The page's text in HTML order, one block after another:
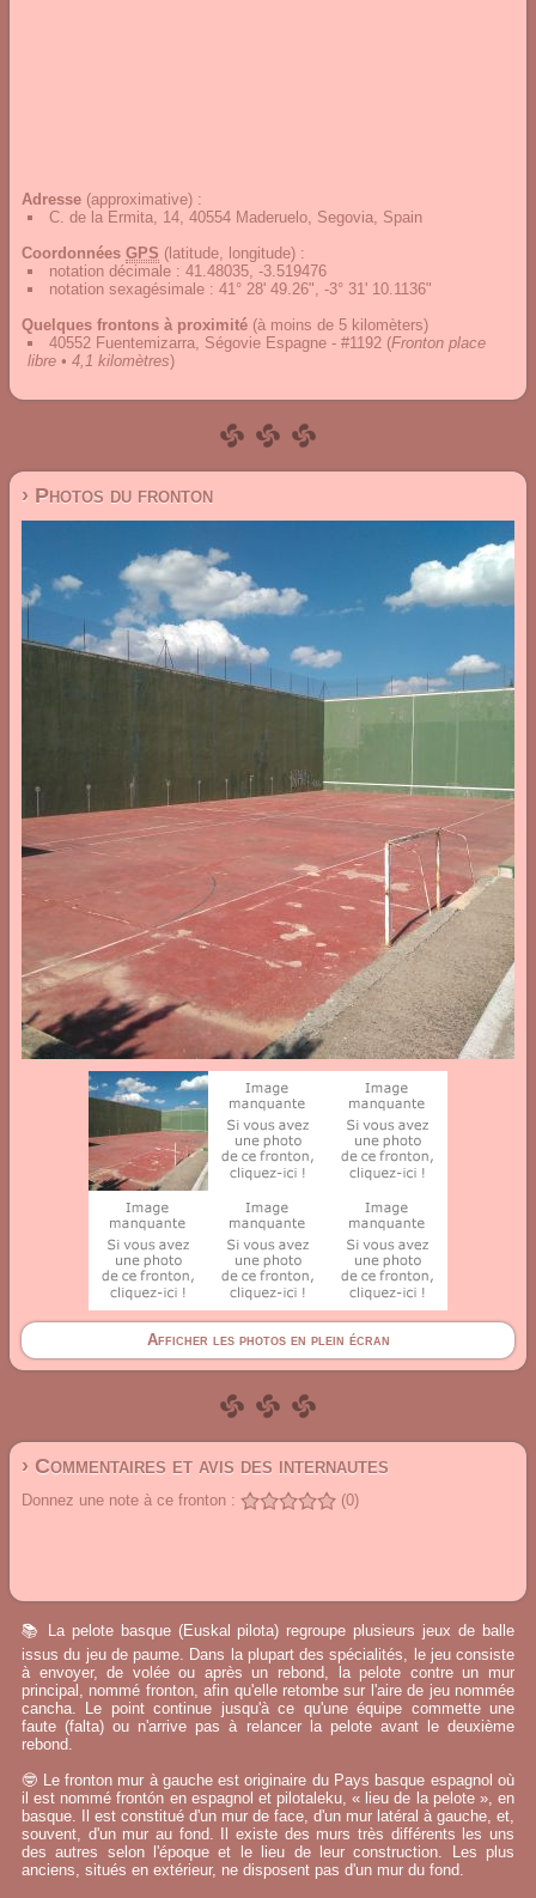
Adresse (approximative) :
C. de la Ermita, 14, 40554 Maderuelo, Segovia, Spain
Coordonnées GPS (latitude, longitude) :
notation décimale : 41.48035, -3.519476
notation sexagésimale : 41° 28' 49.26", -3° 31' 10.1136"
Quelques frontons à proximité (à moins de 5 kilomèters)
40552 Fuentemizarra, Ségovie Espagne - #1192 (Fronton place
libre • 4,1 kilomètres)
› Photos du fronton
Afficher les photos en plein écran
› Commentaires et avis des internautes
Donnez une note à ce fronton : (0)
📚 La pelote basque (Euskal pilota) regroupe plusieurs jeux de balle
issus du jeu de paume. Dans la plupart des spécialités, le jeu consiste
à envoyer, de volée ou après un rebond, la pelote contre un mur
principal, nommé fronton, afin qu'elle retombe sur l'aire de jeu nommée
cancha. Le point continue jusqu'à ce qu'une équipe commette une
faute (falta) ou n'arrive pas à relancer la pelote avant le deuxième
rebond.
🤓 Le fronton mur à gauche est originaire du Pays basque espagnol où
il est nommé frontón en espagnol et pilotaleku, « lieu de la pelote », en
basque. Il est constitué d'un mur de face, d'un mur latéral à gauche, et,
souvent, d'un mur au fond. Il existe des murs très différents les uns
des autres selon l'époque et le lieu de leur construction. Les plus
anciens, situés en extérieur, ne disposent pas d'un mur du fond.